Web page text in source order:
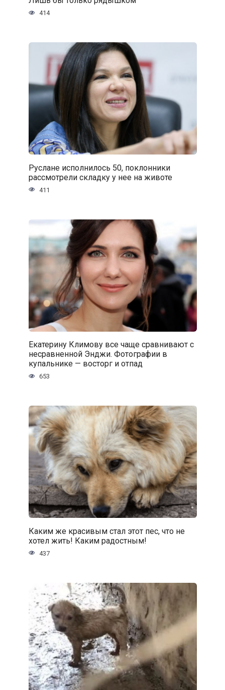
414
Руслане исполнилось 50, поклонники
рассмотрели складку у нее на животе
411
Екатерину Климову все чаще сравнивают с
несравненной Энджи. Фотографии в
купальнике — восторг и отпад
653
Каким же красивым стал этот пес, что не
хотел жить! Каким радостным!
437